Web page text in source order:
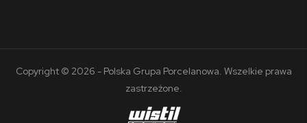
Copyright © 2026 - Polska Grupa Porcelanowa. Wszelkie prawa
zastrzeżone.